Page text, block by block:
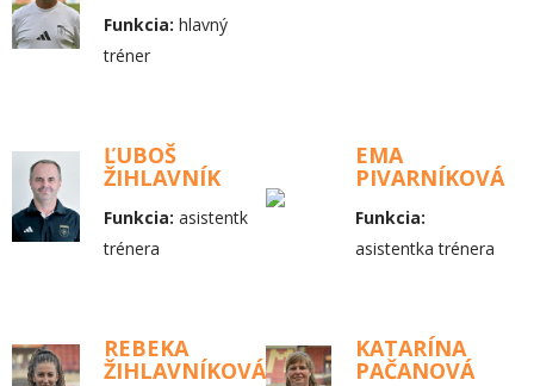
Funkcia: hlavný
tréner
ĽUBOŠ
ŽIHLAVNÍK
Funkcia: asistentk
trénera
EMA
PIVARNÍKOVÁ
Funkcia:
asistentka trénera
REBEKA
ŽIHLAVNÍKOVÁ
KATARÍNA
PAČANOVÁ